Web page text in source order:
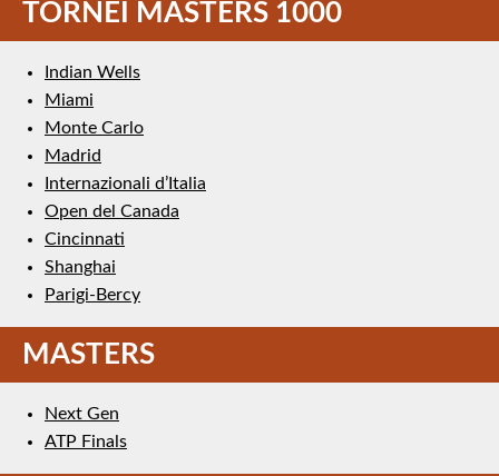
TORNEI MASTERS 1000
Indian Wells
Miami
Monte Carlo
Madrid
Internazionali d’Italia
Open del Canada
Cincinnati
Shanghai
Parigi-Bercy
MASTERS
Next Gen
ATP Finals